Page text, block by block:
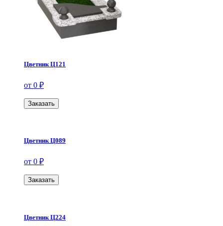
Цветник Ц121
от 0 ₽
Заказать
Цветник Ц089
от 0 ₽
Заказать
Цветник Ц224